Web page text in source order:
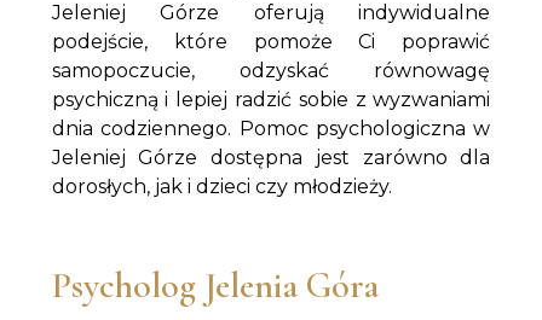
Jeleniej Górze oferują indywidualne
podejście, które pomoże Ci poprawić
samopoczucie, odzyskać równowagę
psychiczną i lepiej radzić sobie z wyzwaniami
dnia codziennego. Pomoc psychologiczna w
Jeleniej Górze dostępna jest zarówno dla
dorosłych, jak i dzieci czy młodzieży.
Psycholog Jelenia Góra